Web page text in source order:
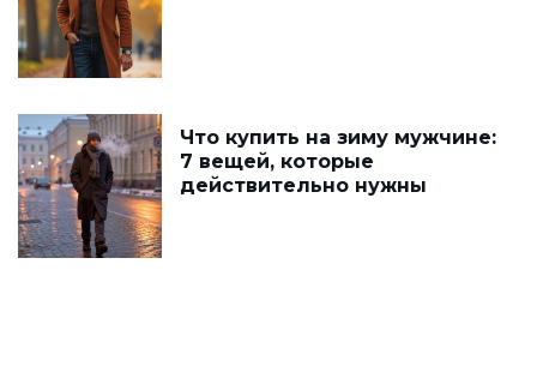
Что купить на зиму мужчине:
7 вещей, которые
действительно нужны